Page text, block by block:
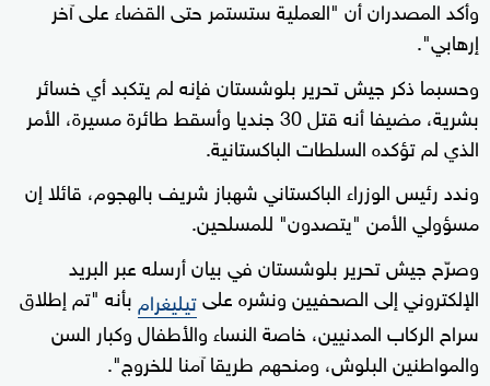
وأكد المصدران أن "العملية ستستمر حتى القضاء على آخر
إرهابي".
وحسبما ذكر جيش تحرير بلوشستان فإنه لم يتكبد أي خسائر
بشرية، مضيفا أنه قتل 30 جنديا وأسقط طائرة مسيرة، الأمر
الذي لم تؤكده السلطات الباكستانية.
وندد رئيس الوزراء الباكستاني شهباز شريف بالهجوم، قائلا إن
مسؤولي الأمن "يتصدون" للمسلحين.
وصرّح جيش تحرير بلوشستان في بيان أرسله عبر البريد
الإلكتروني إلى الصحفيين ونشره علىتيليغرامبأنه "تم إطلاق
سراح الركاب المدنيين، خاصة النساء والأطفال وكبار السن
والمواطنين البلوش، ومنحهم طريقا آمنا للخروج".